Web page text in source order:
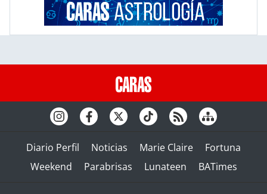
Diario Perfil Noticias Marie Claire
Fortuna
Weekend
Parabrisas Lunateen BATimes